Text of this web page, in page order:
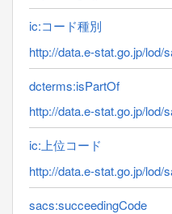
ic:コード種別
http://data.e-stat.go.jp/lod/
dcterms:isPartOf
http://data.e-stat.go.jp/lod/
ic:上位コード
http://data.e-stat.go.jp/lod/
sacs:succeedingCode